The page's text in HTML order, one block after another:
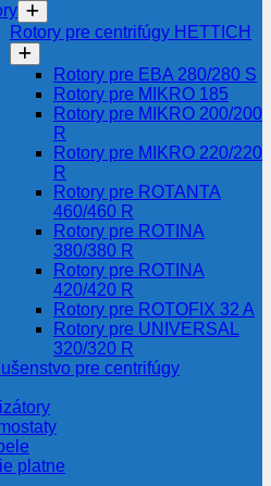
Rotory pre centrifúgy HETTICH
Rotory pre EBA 280/280 S
Rotory pre MIKRO 185
Rotory pre MIKRO 200/200
R
Rotory pre MIKRO 220/220
R
Rotory pre ROTANTA
460/460 R
Rotory pre ROTINA
380/380 R
Rotory pre ROTINA
420/420 R
Rotory pre ROTOFIX 32 A
Rotory pre UNIVERSAL
320/320 R
pre centrifúgy
platne